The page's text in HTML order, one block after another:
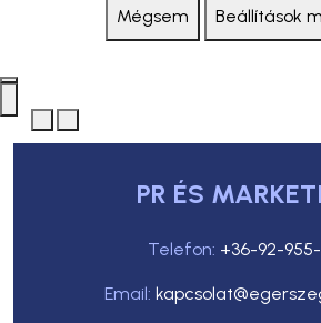
Mégsem Beállítások
PR ÉS
Telefon: +36-92-
Email: